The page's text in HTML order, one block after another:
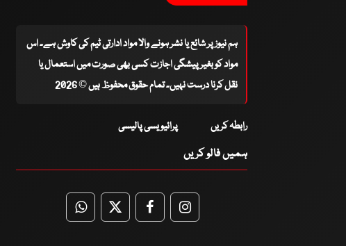
ہم نیوز پر شائع یا نشر ہونے والا مواد ادارتی ٹیم کی کاوش ہے۔ اس
مواد کو بغیر پیشگی اجازت کسی بھی صورت میں استعمال یا
نقل کرنا درست نہیں۔ تمام حقوق محفوظ ہیں © 2026
رابطہ کریں پرائیویسی پالیسی
ہمیں فالو کریں
WhatsApp
TwitterFacebookFacebook